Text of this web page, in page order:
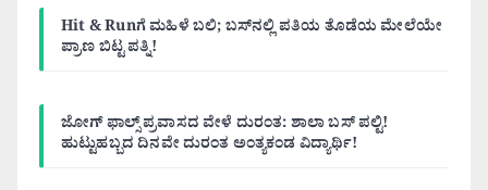
Hit & Runಗೆ ಮಹಿಳೆ ಬಲಿ; ಬಸ್‌ನಲ್ಲಿ ಪತಿಯ ತೊಡೆಯ ಮೇಲೆಯೇ
ಪ್ರಾಣ ಬಿಟ್ಟ ಪತ್ನಿ!
ಜೋಗ್ ಫಾಲ್ಸ್ ಪ್ರವಾಸದ ವೇಳೆ ದುರಂತ: ಶಾಲಾ ಬಸ್ ಪಲ್ಟಿ!
ಹುಟ್ಟುಹಬ್ಬದ ದಿನವೇ ದುರಂತ ಅಂತ್ಯಕಂಡ ವಿದ್ಯಾರ್ಥಿ!